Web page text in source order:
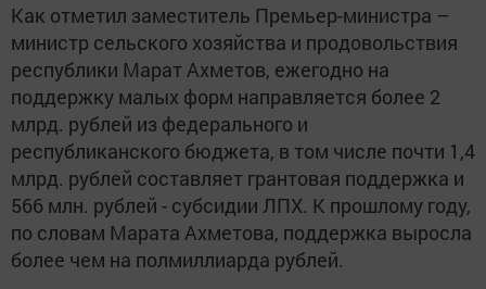
Как отметил заместитель Премьер-министра –
министр сельского хозяйства и продовольствия
республики Марат Ахметов, ежегодно на
поддержку малых форм направляется более 2
млрд. рублей из федерального и
республиканского бюджета, в том числе почти 1,4
млрд. рублей составляет грантовая поддержка и
566 млн. рублей - субсидии ЛПХ. К прошлому году,
по словам Марата Ахметова, поддержка выросла
более чем на полмиллиарда рублей.